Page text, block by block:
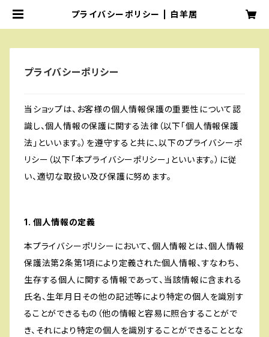
プライバシーポリシー | 白羊居
プライバシーポリシー
当ショップは、お客様の個人情報保護の重要性について認
識し、個人情報の保護に関する法律（以下「個人情報保護
法」といいます。）を遵守すると共に、以下のプライバシーポ
リシー（以下「本プライバシーポリシー」といいます。）に従
い、適切な取扱い及び保護に努めます。
1. 個人情報の定義
本プライバシーポリシーにおいて、個人情報とは、個人情報
保護法第2条第1項により定義された個人情報、すなわち、
生存する個人に関する情報であって、当該情報に含まれる
氏名、生年月日その他の記述等により特定の個人を識別す
ることができるもの（他の情報と容易に照合することがで
き、それにより特定の個人を識別することができることとな